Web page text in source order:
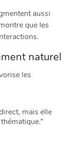
aussi
que les
naturel
les
mais elle